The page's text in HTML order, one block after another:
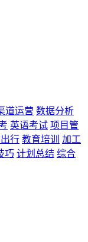
道运营 数据分析
英语考试 项目管
行 教育培训
加工
巧 计划总结 综合